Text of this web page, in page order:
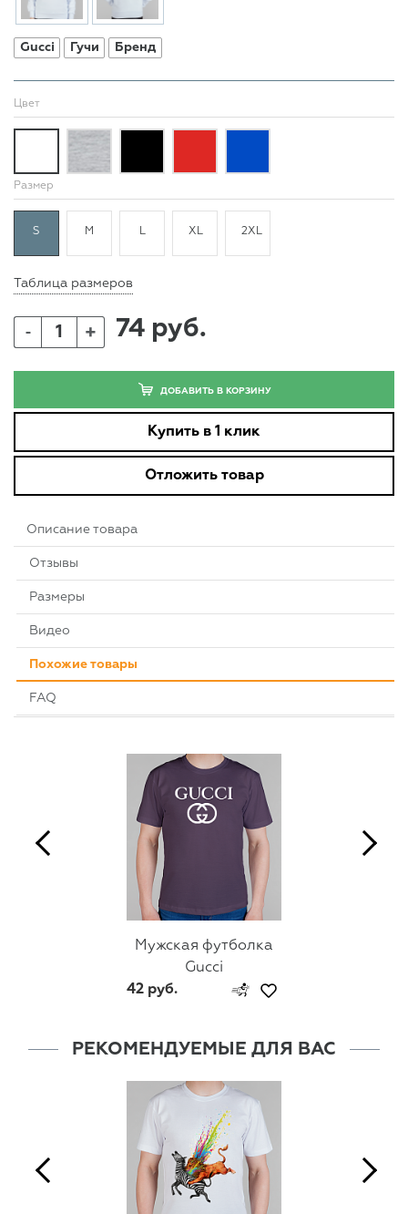
Gucci Гучи Бренд
Цвет
Размер
S M L XL 2XL
Таблица размеров
- + 74 руб.
ДОБАВИТЬ В КОРЗИНУ
Купить в 1 клик
Отложить товар
Описание товара
Отзывы
Размеры
Видео
Похожие товары
FAQ
Мужская футболка
Gucci
42 руб.
РЕКОМЕНДУЕМЫЕ ДЛЯ ВАС